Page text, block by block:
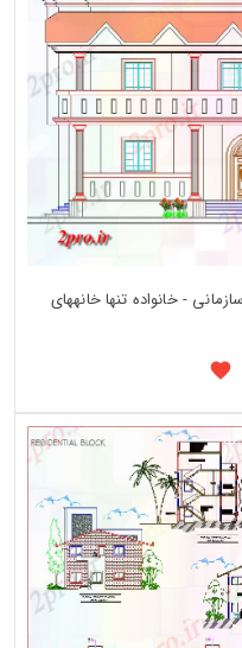
- خانواده تنها خانههای